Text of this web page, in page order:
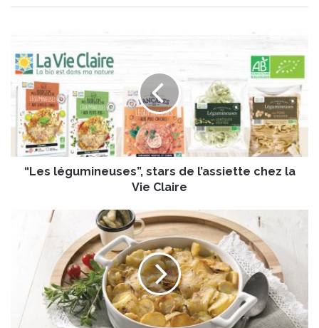
L
e
s
g
m
“Les légumineuses”, stars de l’assiette chez la
Vie Claire